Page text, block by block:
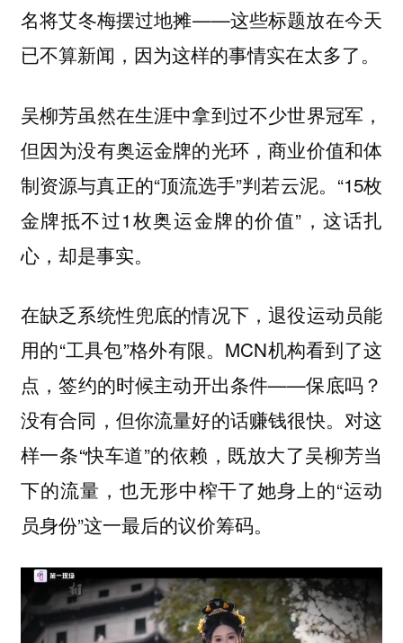
名将艾冬梅摆过地摊——这些标题放在今天
已不算新闻，因为这样的事情实在太多了。
吴柳芳虽然在生涯中拿到过不少世界冠军，
但因为没有奥运金牌的光环，商业价值和体
制资源与真正的“顶流选手”判若云泥。“15枚
金牌抵不过1枚奥运金牌的价值”，这话扎
心，却是事实。
在缺乏系统性兜底的情况下，退役运动员能
用的“工具包”格外有限。MCN机构看到了这
点，签约的时候主动开出条件——保底吗？
没有合同，但你流量好的话赚钱很快。对这
样一条“快车道”的依赖，既放大了吴柳芳当
下的流量，也无形中榨干了她身上的“运动
员身份”这一最后的议价筹码。